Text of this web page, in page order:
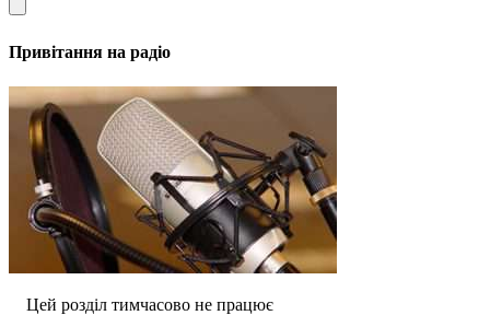
Привітання на радіо
Цей розділ тимчасово не працює